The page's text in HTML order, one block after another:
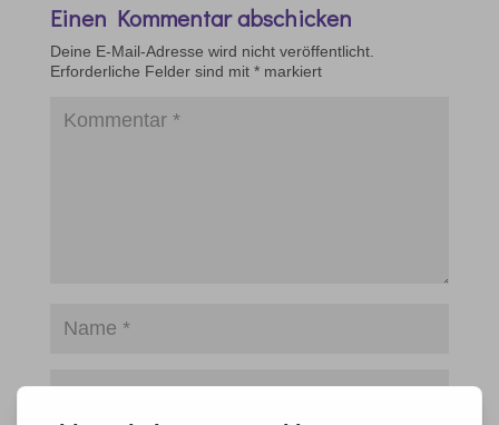
Einen Kommentar abschicken
Deine E-Mail-Adresse wird nicht veröffentlicht.
Erforderliche Felder sind mit *markiert